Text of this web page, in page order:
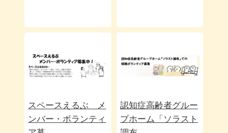
スペースえるぶ メ
ンバー・ボランティ
認知症高齢者グルー
プホーム「ソラスト